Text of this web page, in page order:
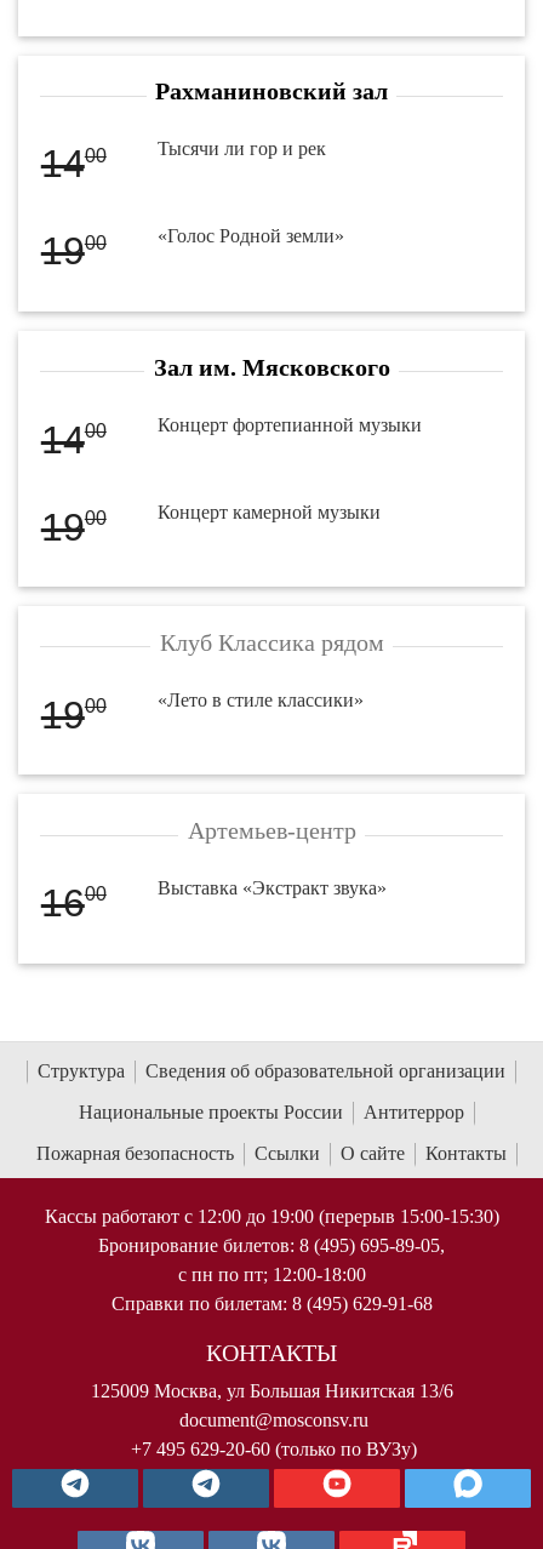
Рахманиновский зал
1400 Тысячи ли гор и рек
1900 «Голос Родной земли»
Зал им. Мясковского
1400 Концерт фортепианной музыки
1900 Концерт камерной музыки
Клуб Классика рядом
1900 «Лето в стиле классики»
Артемьев-центр
1600 Выставка «Экстракт звука»
Структура
Сведения об образовательной организации
Национальные проекты России
Антитеррор
Пожарная безопасность
Ссылки О сайте Контакты
Кассы работают с 12:00 до 19:00 (перерыв 15:00-15:30)
Бронирование билетов: 8 (495) 695-89-05,
с пн по пт; 12:00-18:00
Справки по билетам: 8 (495) 629-91-68
КОНТАКТЫ
125009 Москва, ул Большая Никитская 13/6
document@mosconsv.ru
+7 495 629-20-60 (только по ВУЗу)